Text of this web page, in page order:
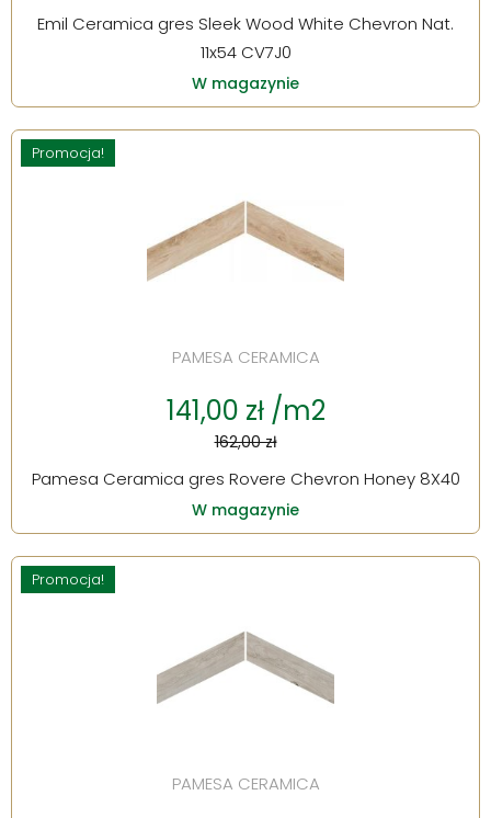
Emil Ceramica gres Sleek Wood White Chevron Nat.
11x54 CV7J0
W magazynie
Promocja!
PAMESA CERAMICA
141,00 zł /m2
162,00 zł
Pamesa Ceramica gres Rovere Chevron Honey 8X40
W magazynie
Promocja!
PAMESA CERAMICA